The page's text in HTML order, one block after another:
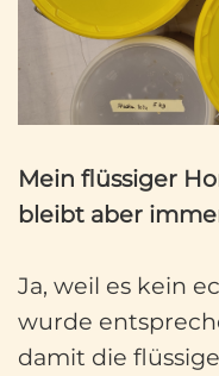
Mein flüssiger
bleibt aber
Ja, weil es kein
wurde
damit die